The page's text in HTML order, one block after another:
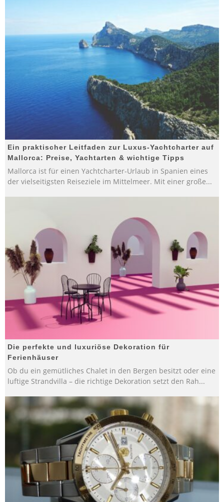
Ein praktischer Leitfaden zur Luxus-Yachtcharter auf
Mallorca: Preise, Yachtarten & wichtige Tipps
Mallorca ist für einen Yachtcharter-Urlaub in Spanien eines
der vielseitigsten Reiseziele im Mittelmeer. Mit einer große...
Die perfekte und luxuriöse Dekoration für
Ferienhäuser
Ob du ein gemütliches Chalet in den Bergen besitzt oder eine
luftige Strandvilla – die richtige Dekoration setzt den Rah...